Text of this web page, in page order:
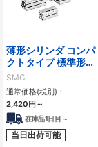
薄形シリンダ コンパ
クトタイプ 標準形
複動 片ロッド CQS
シリーズ
SMC
通常価格(税別)：
2,420 円 ～
在庫品1日目～
当日出荷可能